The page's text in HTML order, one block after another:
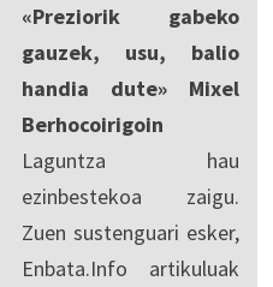
«Preziorik gabeko
gauzek, usu, balio
handia dute» Mixel
Berhocoirigoin
Laguntza hau
ezinbestekoa zaigu.
Zuen sustenguari esker,
Enbata.Info artikuluak